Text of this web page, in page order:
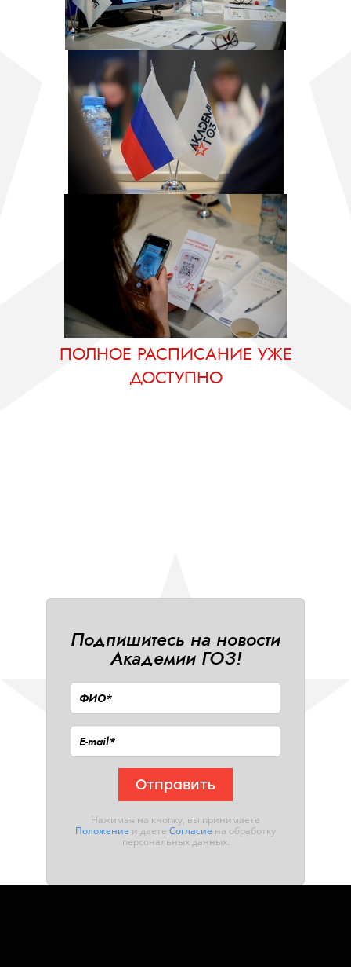
ПОЛНОЕ РАСПИСАНИЕ УЖЕ
ДОСТУПНО
Подпишитесь на новости
Академии ГОЗ!
Отправить
Нажимая на кнопку, вы принимаете
Положение и даете Согласие на обработку
персональных данных.